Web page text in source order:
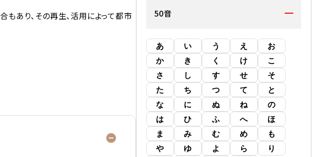
50音
あ い う え
お
か
き く け
こ
さ
し す せ
そ
た
ち つ て
と
な
に ぬ ね
の
は
ひ ふ へ
ほ
ま
み む め
も
や
ゆ よ ら
り
あり、その再生、活用によって都市